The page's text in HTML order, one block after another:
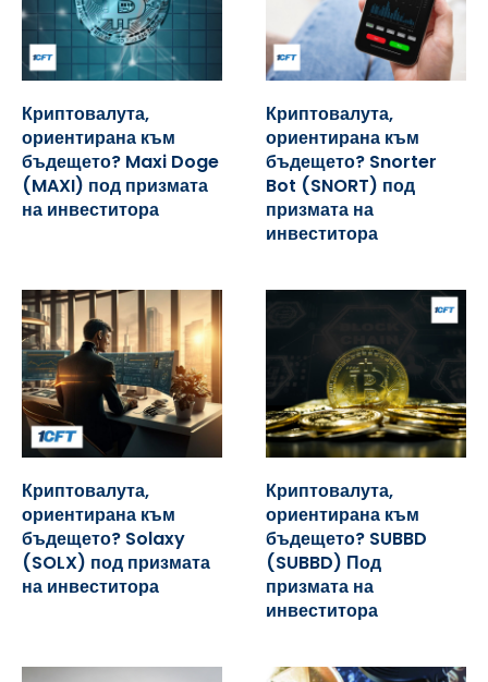
Криптовалута,
ориентирана към
бъдещето? Maxi Doge
(MAXI) под призмата
на инвеститора
Криптовалута,
ориентирана към
бъдещето? Snorter
Bot (SNORT) под
призмата на
инвеститора
Криптовалута,
ориентирана към
бъдещето? Solaxy
(SOLX) под призмата
на инвеститора
Криптовалута,
ориентирана към
бъдещето? SUBBD
(SUBBD) Под
призмата на
инвеститора